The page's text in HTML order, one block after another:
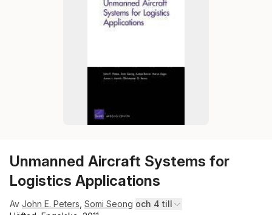
Unmanned Aircraft Systems for
Logistics Applications
Av John E. Peters Somi Seong och 4 till